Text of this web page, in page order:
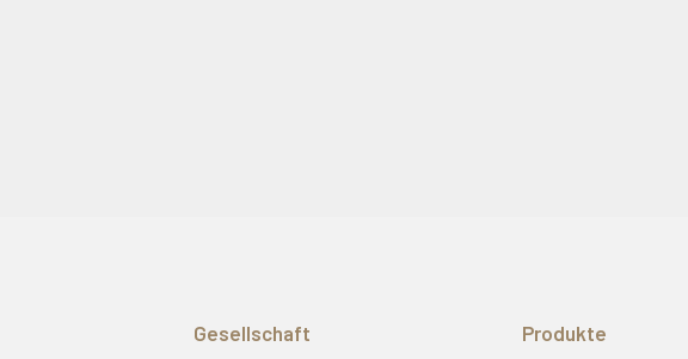
Gesellschaft Produkte